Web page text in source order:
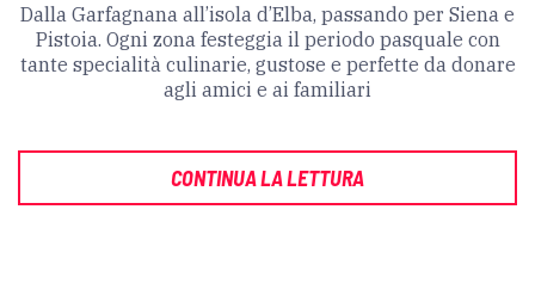
Dalla Garfagnana all’isola d’Elba, passando per Siena e
Pistoia. Ogni zona festeggia il periodo pasquale con
tante specialità culinarie, gustose e perfette da donare
agli amici e ai familiari
CONTINUA LA LETTURA